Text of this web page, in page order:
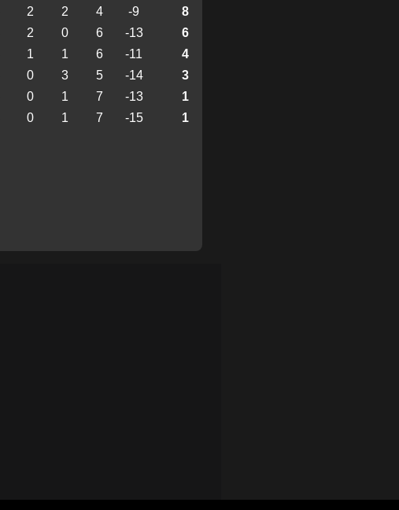
2 2 4 -9 8
2 0 6 -13 6
1 1 6 -11 4
0 3 5 -14 3
0 1 7 -13 1
0 1 7 -15 1